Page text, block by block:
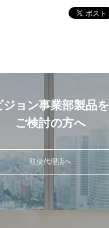
ジョン事業部製品を
ご検討の方へ
取扱代理店へ